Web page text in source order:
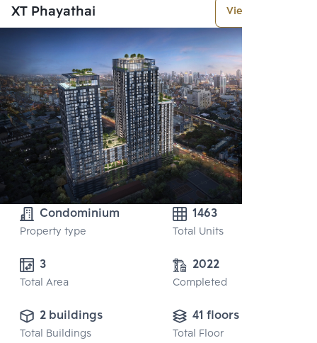
XT Phayathai View More
Condominium
Property type
1463
Total Units
3
Total Area
2022
Completed
2 buildings
Total Buildings
41 floors
Total Floor